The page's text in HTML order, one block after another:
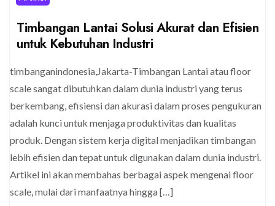
Timbangan Lantai Solusi Akurat dan Efisien
untuk Kebutuhan Industri
timbanganindonesia,Jakarta-Timbangan Lantai atau floor
scale sangat dibutuhkan dalam dunia industri yang terus
berkembang, efisiensi dan akurasi dalam proses pengukuran
adalah kunci untuk menjaga produktivitas dan kualitas
produk. Dengan sistem kerja digital menjadikan timbangan
lebih efisien dan tepat untuk digunakan dalam dunia industri.
Artikel ini akan membahas berbagai aspek mengenai floor
scale, mulai dari manfaatnya hingga […]